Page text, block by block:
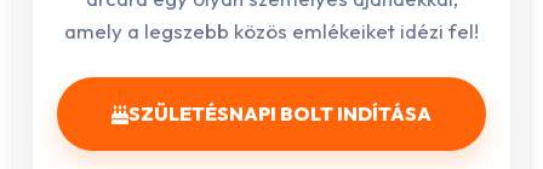
amely a legszebb közös emlékeiket idézi fel!
SZÜLETÉSNAPI BOLT INDÍTÁSA